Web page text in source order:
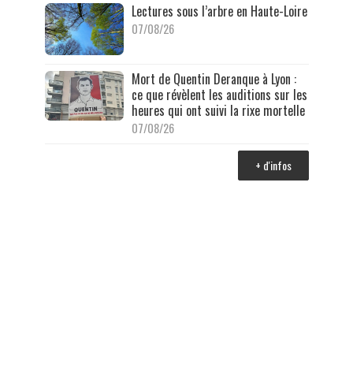
Lectures sous l’arbre en Haute-Loire
07/08/26
Mort de Quentin Deranque à Lyon :
ce que révèlent les auditions sur les
heures qui ont suivi la rixe mortelle
07/08/26
+ d'infos